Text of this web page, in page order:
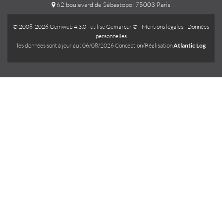
62 boulevard de Sébastopol 75003 Paris
© 2008-2026 Gemweb 4.3.0- utiliseGemarcur © - Mentions légales- Données
personnelles
les données sont à jour au : 06/08/2026 Conception/RéalisationAtlantic Log